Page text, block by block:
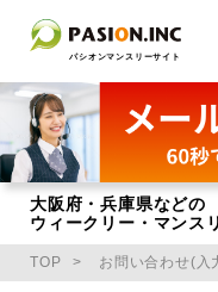
パシオンマンスリーサイト
大阪府・兵庫県などの
ウィークリー・マンス
TOP お問い合わせ(入